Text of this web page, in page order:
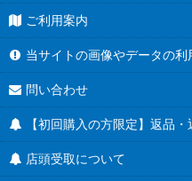
ご利用案内
当サイトの画像やデータの利
問い合わせ
【初回購入の方限定】返品
店頭受取について